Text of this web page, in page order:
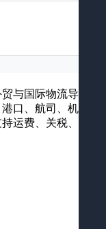
与国际物流导航平
口、航司、机场、
运费、关税、海关